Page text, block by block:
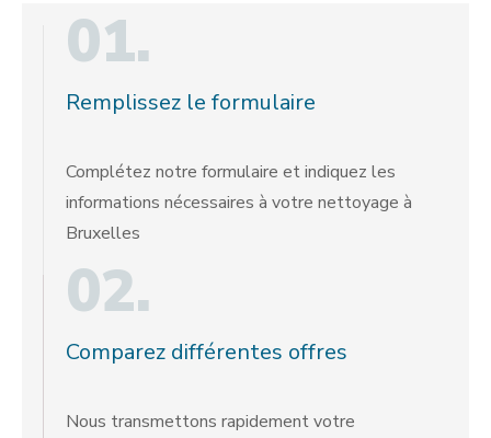
01.
Remplissez le formulaire
Complétez notre formulaire et indiquez les
informations nécessaires à votre nettoyage à
Bruxelles
02.
Comparez différentes offres
Nous transmettons rapidement votre